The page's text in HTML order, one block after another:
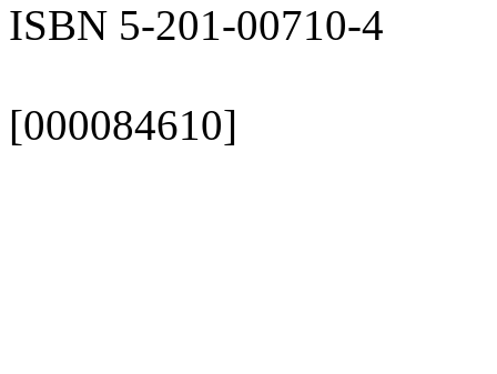
ISBN 5-201-00710-4
[000084610]